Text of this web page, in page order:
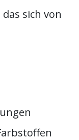
sich von